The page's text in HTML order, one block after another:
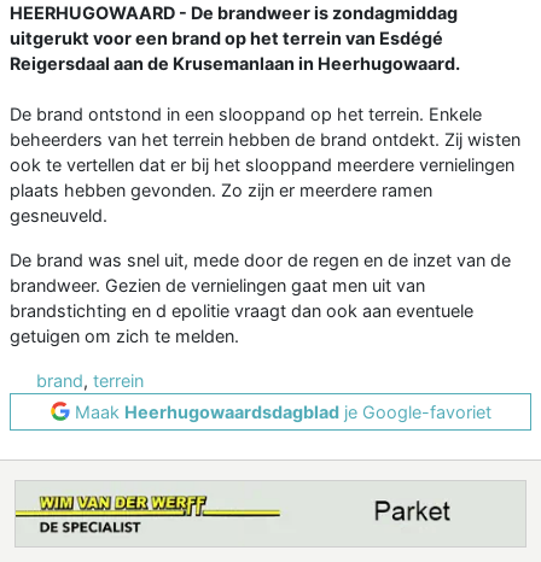
HEERHUGOWAARD - De brandweer is zondagmiddag
uitgerukt voor een brand op het terrein van Esdégé
Reigersdaal aan de Krusemanlaan in Heerhugowaard.
De brand ontstond in een slooppand op het terrein. Enkele
beheerders van het terrein hebben de brand ontdekt. Zij wisten
ook te vertellen dat er bij het slooppand meerdere vernielingen
plaats hebben gevonden. Zo zijn er meerdere ramen
gesneuveld.
De brand was snel uit, mede door de regen en de inzet van de
brandweer. Gezien de vernielingen gaat men uit van
brandstichting en d epolitie vraagt dan ook aan eventuele
getuigen om zich te melden.
brand, terrein
Maak Heerhugowaardsdagbladje Google-favoriet